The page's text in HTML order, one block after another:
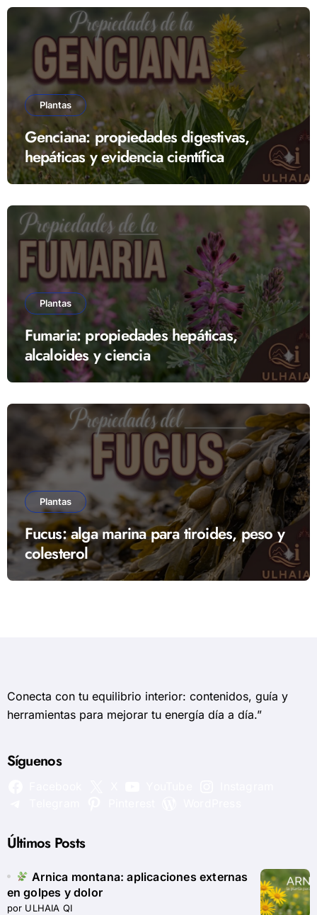
Plantas
Genciana: propiedades digestivas,
hepáticas y evidencia científica
Plantas
Fumaria: propiedades hepáticas,
alcaloides y ciencia
Plantas
Fucus: alga marina para tiroides, peso y
colesterol
Conecta con tu equilibrio interior: contenidos, guía y
herramientas para mejorar tu energía día a día.”
Síguenos
Últimos Posts
Arnica montana: aplicaciones externas
en golpes y dolor
por ULHAIA QI